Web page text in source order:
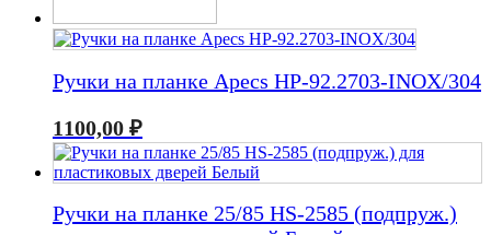
Ручки на планке Apecs HP-92.2703-INOX/304
1100,00 ₽
Ручки на планке 25/85 HS-2585 (подпруж.)